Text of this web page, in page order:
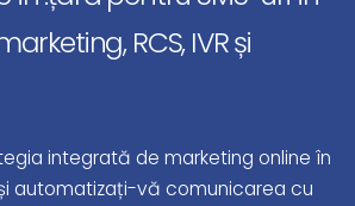
RCS, IVR și
integrată de marketing online în
automatizați-vă comunicarea cu